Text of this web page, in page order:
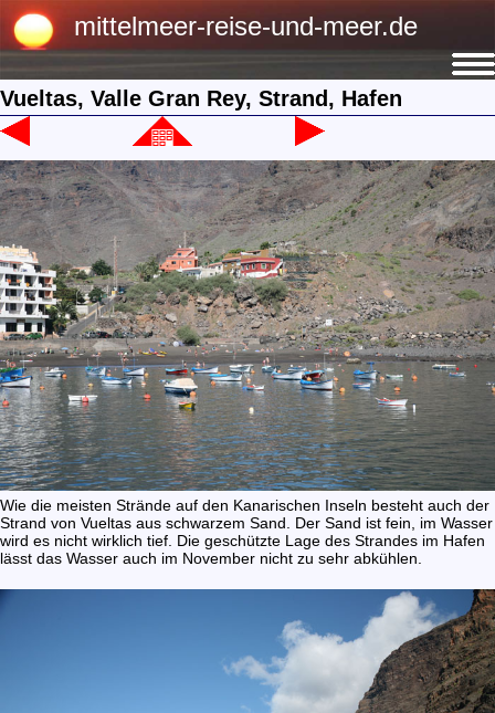
mittelmeer-reise-und-meer.de
Vueltas, Valle Gran Rey, Strand, Hafen
Wie die meisten Strände auf den Kanarischen Inseln besteht auch der
Strand von Vueltas aus schwarzem Sand. Der Sand ist fein, im Wasser
wird es nicht wirklich tief. Die geschützte Lage des Strandes im Hafen
lässt das Wasser auch im November nicht zu sehr abkühlen.